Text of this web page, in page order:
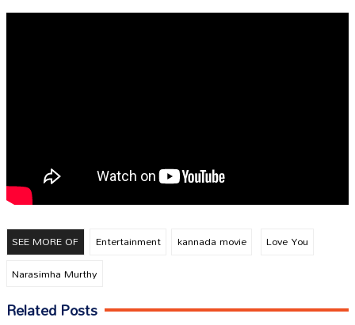
SEE MORE OF Entertainment kannada movie
Love You
Narasimha Murthy
Related Posts